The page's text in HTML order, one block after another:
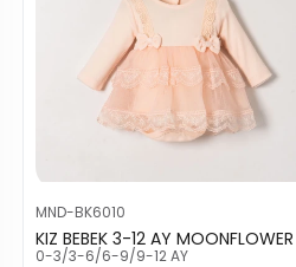
MND-BK6010
0-3/3-6/6-9/9-12 AY